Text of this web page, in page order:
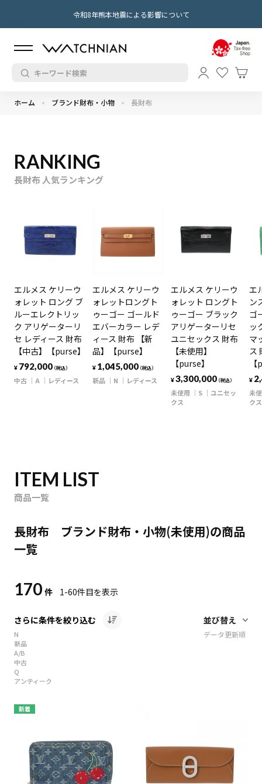
令和8年熊本地震による影響について
ホーム ブランド財布・小物 長財布
RANKING
長財布 人気ランキング
エルメス ケリーウ
ォレット ロング ブ
ルーエレクトリッ
ク アリゲーターリ
セ レディース 財布
【中古】【purse】
¥ 792,000（税込）
中古 A レディース
エルメス ケリーウ
ォレットロングト
ゥーゴー ゴールド
エバーカラー レデ
ィース 財布 【新
品】【purse】
¥ 1,045,000（税込）
新品 N レディース
エルメス ケリーウ
ォレット ロングト
ゥーゴー ブラック
アリゲーターリセ
ユニセックス 財布
【未使用】
【purse】
¥3,300,000（税込）
未使用 S
ユニセッ
クス
エ
ン
ゴ
ッ
マ
ス
¥
未
クス
ITEM LIST
商品一覧
長財布 ブランド財布・小物(未使用)の商品
一覧
170 件 1-60件目を表示
さらに条件を絞り込む
N
新品
A/B
中古
Q
アンティーク
データ更新順
新着